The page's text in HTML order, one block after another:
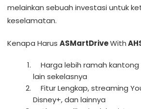
melainkan sebuah investasi untuk
keselamatan.
Kenapa Harus ASMartDriveWith
Harga lebih ramah
lain sekelasnya
Fitur Lengkap, streaming
Disney+, dan lainnya